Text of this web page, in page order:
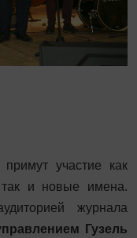
участие как
так и новые имена.
журнала
Гузель